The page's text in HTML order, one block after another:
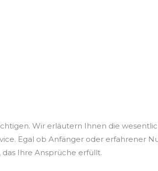
Wir erläutern Ihnen die
Egal ob Anfänger oder erfahrener
Ihre Ansprüche erfüllt.